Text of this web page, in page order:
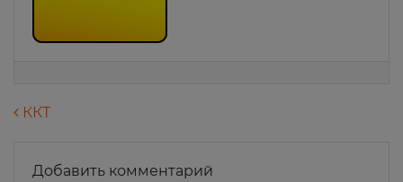
Навигация по записям
ККТ
Добавить комментарий